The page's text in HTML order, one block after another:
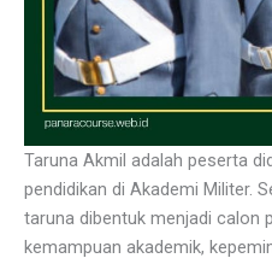
Taruna Akmil adalah peserta
pendidikan di Akademi Militer.
taruna dibentuk menjadi calon
kemampuan akademik,